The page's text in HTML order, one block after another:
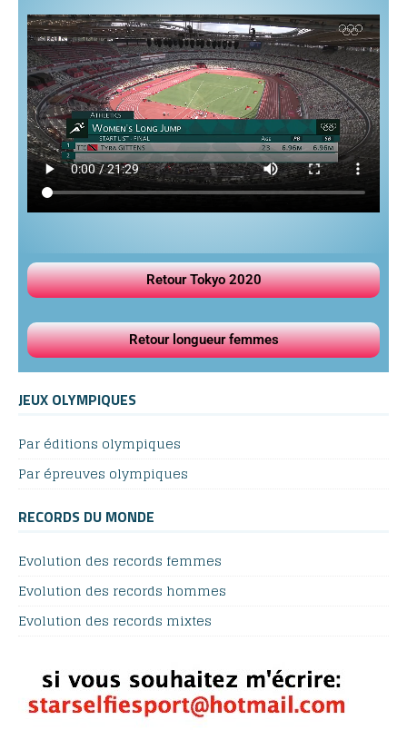
Retour Tokyo 2020
Retour longueur femmes
JEUX OLYMPIQUES
Par éditions olympiques
Par épreuves olympiques
RECORDS DU MONDE
Evolution des records femmes
Evolution des records hommes
Evolution des records mixtes